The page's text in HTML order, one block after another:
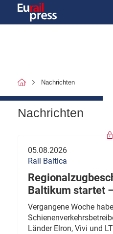
Nachrichten
Nachrichten
05.08.2026
Rail Baltica
Baltikum startet
Vergangene Woche
Länder Elron, Vivi und